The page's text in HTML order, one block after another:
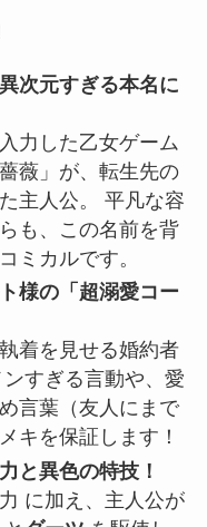
次元すぎる本名に
力した乙女ゲーム
薇」が、転生先の
主人公。 平凡な容
も、この名前を背
ミカルです。
様の「超溺愛コー
着を見せる婚約者
すぎる言動や、愛
言葉（友人にまで
キを保証します！
と異色の特技！
に加え、主人公が